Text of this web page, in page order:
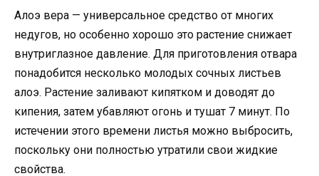
Алоэ вера — универсальное средство от многих
недугов, но особенно хорошо это растение снижает
внутриглазное давление. Для приготовления отвара
понадобится несколько молодых сочных листьев
алоэ. Растение заливают кипятком и доводят до
кипения, затем убавляют огонь и тушат 7 минут. По
истечении этого времени листья можно выбросить,
поскольку они полностью утратили свои жидкие
свойства.